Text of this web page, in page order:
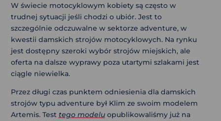
W świecie motocyklowym kobiety są często w
trudnej sytuacji jeśli chodzi o ubiór. Jest to
szczególnie odczuwalne w sektorze adventure, w
kwestii damskich strojów motocyklowych. Na rynku
jest dostępny szeroki wybór strojów miejskich, ale
oferta na dalsze wyprawy poza utartymi szlakami jest
ciągle niewielka.
Przez długi czas punktem odniesienia dla damskich
strojów typu adventure był Klim ze swoim modelem
Artemis. Test tego modeluopublikowaliśmy już na